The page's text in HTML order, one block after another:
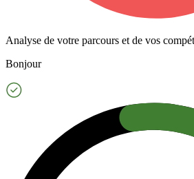
Analyse de votre parcours et de vos
Bonjour